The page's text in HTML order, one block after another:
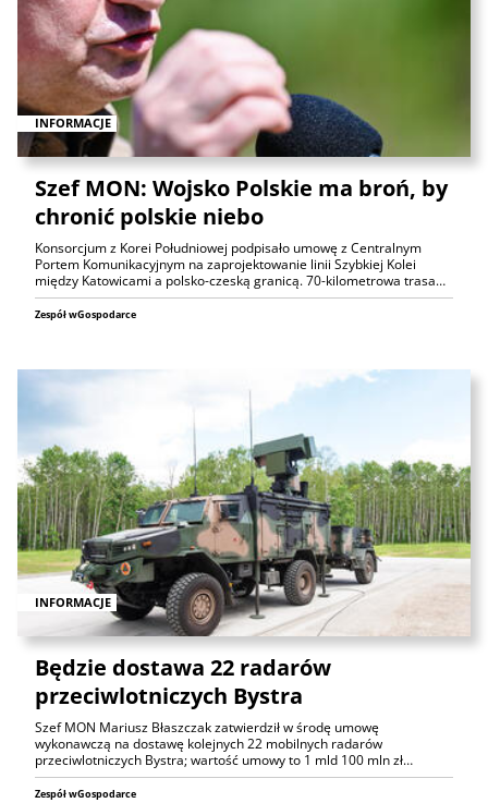
INFORMACJE
Szef MON: Wojsko Polskie ma broń, by
chronić polskie niebo
Konsorcjum z Korei Południowej podpisało umowę z Centralnym
Portem Komunikacyjnym na zaprojektowanie linii Szybkiej Kolei
między Katowicami a polsko-czeską granicą. 70-kilometrowa trasa…
Zespół wGospodarce
INFORMACJE
Będzie dostawa 22 radarów
przeciwlotniczych Bystra
Szef MON Mariusz Błaszczak zatwierdził w środę umowę
wykonawczą na dostawę kolejnych 22 mobilnych radarów
przeciwlotniczych Bystra; wartość umowy to 1 mld 100 mln zł…
Zespół wGospodarce